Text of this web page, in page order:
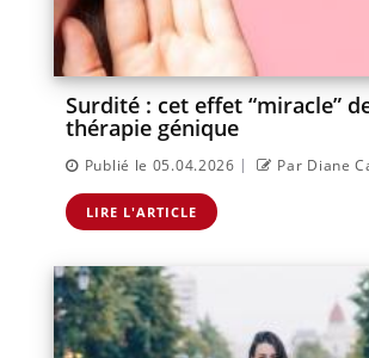
Surdité : cet effet “miracle”
thérapie génique
Publié le 05.04.2026 | Par Diane
LIRE L'ARTICLE